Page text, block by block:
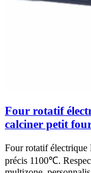
Four rotatif
calciner petit
Four rotatif
précis 1100℃.